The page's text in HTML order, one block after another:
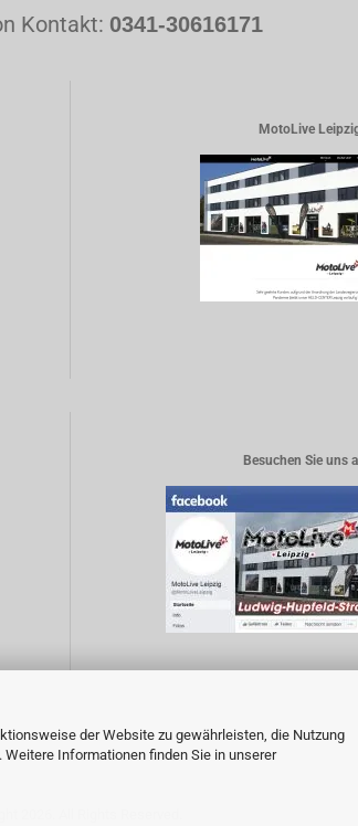
der Website zu gewährleisten, die Nutzung
Informationen finden Sie in unserer
Kontakt: 0341-30616171
MotoLive
Besuchen Sie uns